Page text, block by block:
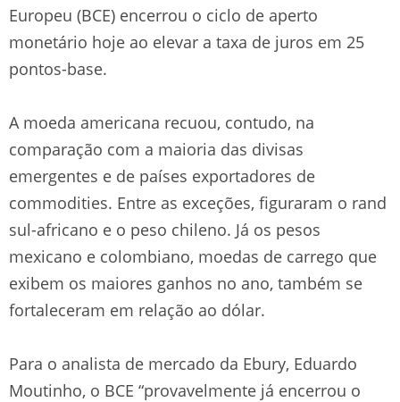
Europeu (BCE) encerrou o ciclo de aperto
monetário hoje ao elevar a taxa de juros em 25
pontos-base.
A moeda americana recuou, contudo, na
comparação com a maioria das divisas
emergentes e de países exportadores de
commodities. Entre as exceções, figuraram o rand
sul-africano e o peso chileno. Já os pesos
mexicano e colombiano, moedas de carrego que
exibem os maiores ganhos no ano, também se
fortaleceram em relação ao dólar.
Para o analista de mercado da Ebury, Eduardo
Moutinho, o BCE “provavelmente já encerrou o